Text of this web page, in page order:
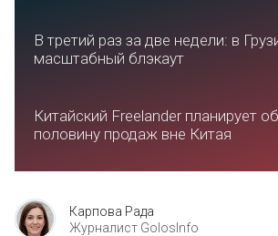
В третий раз за две недели: в
масштабный блэкаут
Китайский Freelander планирует
половину продаж вне Китая
Карпова Рада
Журналист GolosInfo